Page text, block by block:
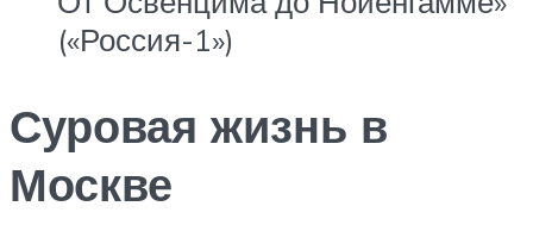
(«Россия-1»)
Суровая жизнь в
Москве